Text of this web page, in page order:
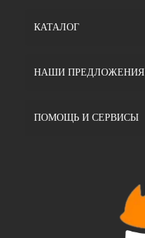
КАТАЛОГ
НАШИ ПРЕДЛОЖЕНИЯ
ПОМОЩЬ И СЕРВИСЫ